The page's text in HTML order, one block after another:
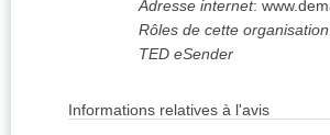
Adresse internet:
Rôles de cette organisation
TED eSender
Informations relatives à l'avis